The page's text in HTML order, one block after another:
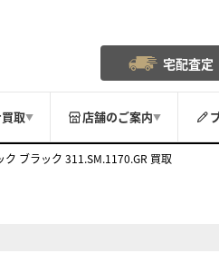
宅配査定
取▼ 店舗のご案内▼
ブラック 311.SM.1170.GR 買取